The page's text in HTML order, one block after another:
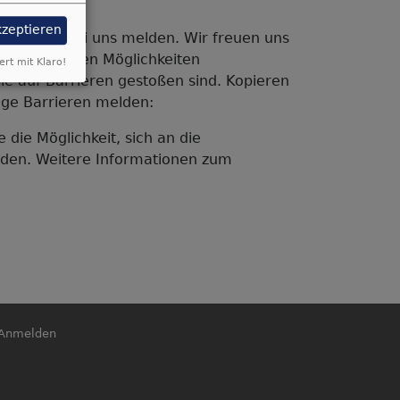
gerne bei uns melden. Wir freuen uns
Möglichkeiten
auf Barrieren gestoßen sind. Kopieren
Barrieren melden:
die Möglichkeit, sich an die
Weitere Informationen zum
mit Klaro!